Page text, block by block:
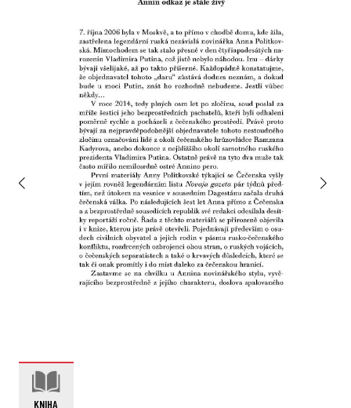
KNIHA